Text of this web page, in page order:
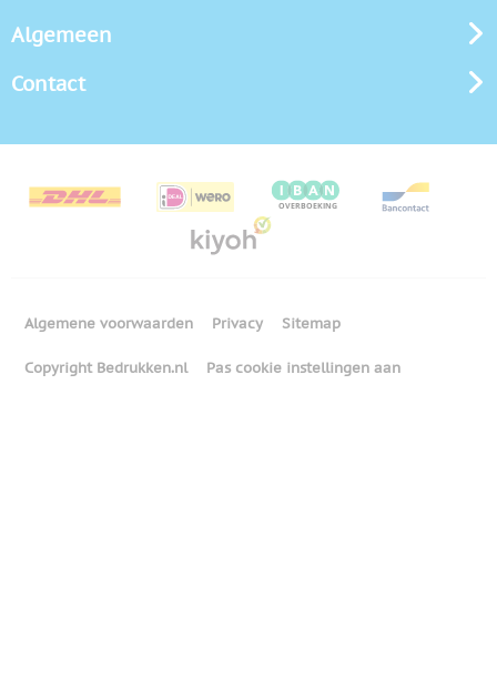
Algemeen
Contact
Algemene voorwaarden Privacy Sitemap
Copyright Bedrukken.nl Pas cookie instellingen aan